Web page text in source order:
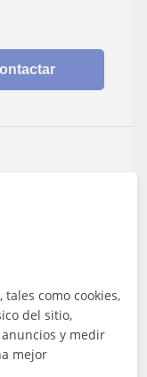
y
como cookies,
del sitio,
y medir
mejor